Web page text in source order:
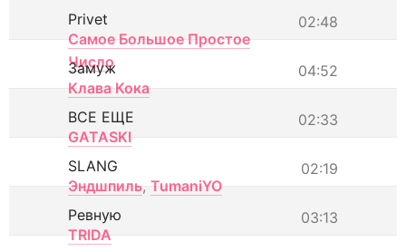
02:48
Privet
Самое Большое Простое
Число
04:52
Замуж
Клава Кока
02:33
ВСЕ ЕЩЕ
GATASKI
02:19
SLANG
Эндшпиль, TumaniYO
03:13
Ревную
TRIDA